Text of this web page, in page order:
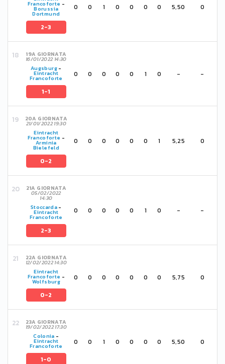
Francoforte -
Borussia
Dortmund
2-3
0 0 1 0 0 0 0 5,50 0
19A GIORNATA
16/01/2022 14:30
Augsburg-
Eintracht
Francoforte
1-1
0 0 0 0 0 1 0 - -
20A GIORNATA
21/01/2022 19:30
Eintracht
Francoforte -
Arminia
Bielefeld
0-2
0 0 0 0 0 0 1 5,25 0
21A GIORNATA
05/02/2022
14:30
Stoccarda -
Eintracht
Francoforte
2-3
0 0 0 0 0 1 0 - -
22A GIORNATA
12/02/2022 14:30
Eintracht
Francoforte -
Wolfsburg
0-2
0 0 0 0 0 0 0 5,75 0
23A GIORNATA
19/02/2022 17:30
Colonia -
Eintracht
Francoforte
1-0
0 0 1 0 0 0 0 5,50 0